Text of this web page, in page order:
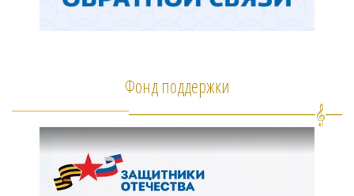
Фонд поддержки